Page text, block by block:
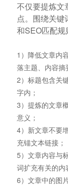
不仅要提炼文
点。围绕关
和SEO匹配规
1）降低文章内
落主题、内容摘
2）标题包含关
字内；
3）提炼的文章
意义；
4）新文章不要
充锚文本链接；
5）文章内容与
词扩充有关的内
6）文章中的图